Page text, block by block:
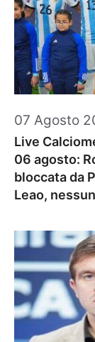
07 Agosto
Live
06 agosto:
bloccata da
Leao,